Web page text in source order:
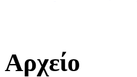
Αρχείο